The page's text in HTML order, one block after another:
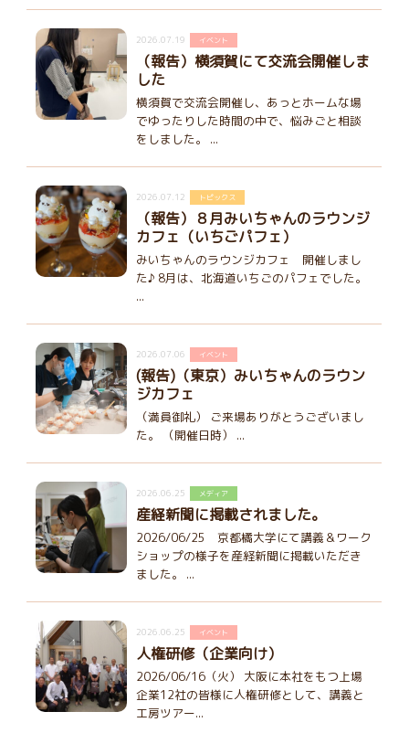
2026.07.19 イベント
（報告）横須賀にて交流会開催しま
した
横須賀で交流会開催し、あっとホームな場
でゆったりした時間の中で、悩みごと相談
をしました。 ...
2026.07.12 トピックス
（報告）８月みいちゃんのラウンジ
カフェ（いちごパフェ）
みいちゃんのラウンジカフェ 開催しまし
た♪ 8月は、北海道いちごのパフェでした。
...
2026.07.06 イベント
(報告)（東京）みいちゃんのラウン
ジカフェ
（満員御礼） ご来場ありがとうございまし
た。 （開催日時） ...
2026.06.25 メディア
産経新聞に掲載されました。
2026/06/25 京都橘大学にて講義＆ワーク
ショップの様子を産経新聞に掲載いただき
ました。 ...
2026.06.25 イベント
人権研修（企業向け）
2026/06/16（火） 大阪に本社をもつ上場
企業12社の皆様に人権研修として、講義と
工房ツアー...